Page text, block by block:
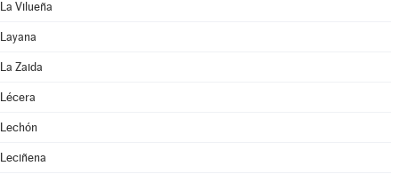
La Vilueña
Layana
La Zaida
Lécera
Lechón
Leciñena